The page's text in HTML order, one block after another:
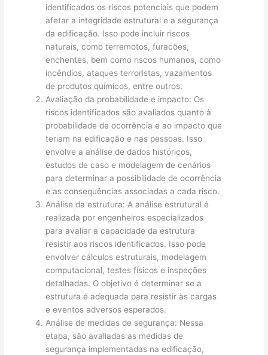
identificados os riscos potenciais que podem
afetar a integridade estrutural e a segurança
da edificação. Isso pode incluir riscos
naturais, como terremotos, furacões,
enchentes, bem como riscos humanos, como
incêndios, ataques terroristas, vazamentos
de produtos químicos, entre outros.
Avaliação da probabilidade e impacto: Os
riscos identificados são avaliados quanto à
probabilidade de ocorrência e ao impacto que
teriam na edificação e nas pessoas. Isso
envolve a análise de dados históricos,
estudos de caso e modelagem de cenários
para determinar a possibilidade de ocorrência
e as consequências associadas a cada risco.
Análise da estrutura: A análise estrutural é
realizada por engenheiros especializados
para avaliar a capacidade da estrutura
resistir aos riscos identificados. Isso pode
envolver cálculos estruturais, modelagem
computacional, testes físicos e inspeções
detalhadas. O objetivo é determinar se a
estrutura é adequada para resistir às cargas
e eventos adversos esperados.
Análise de medidas de segurança: Nessa
etapa, são avaliadas as medidas de
segurança implementadas na edificação,